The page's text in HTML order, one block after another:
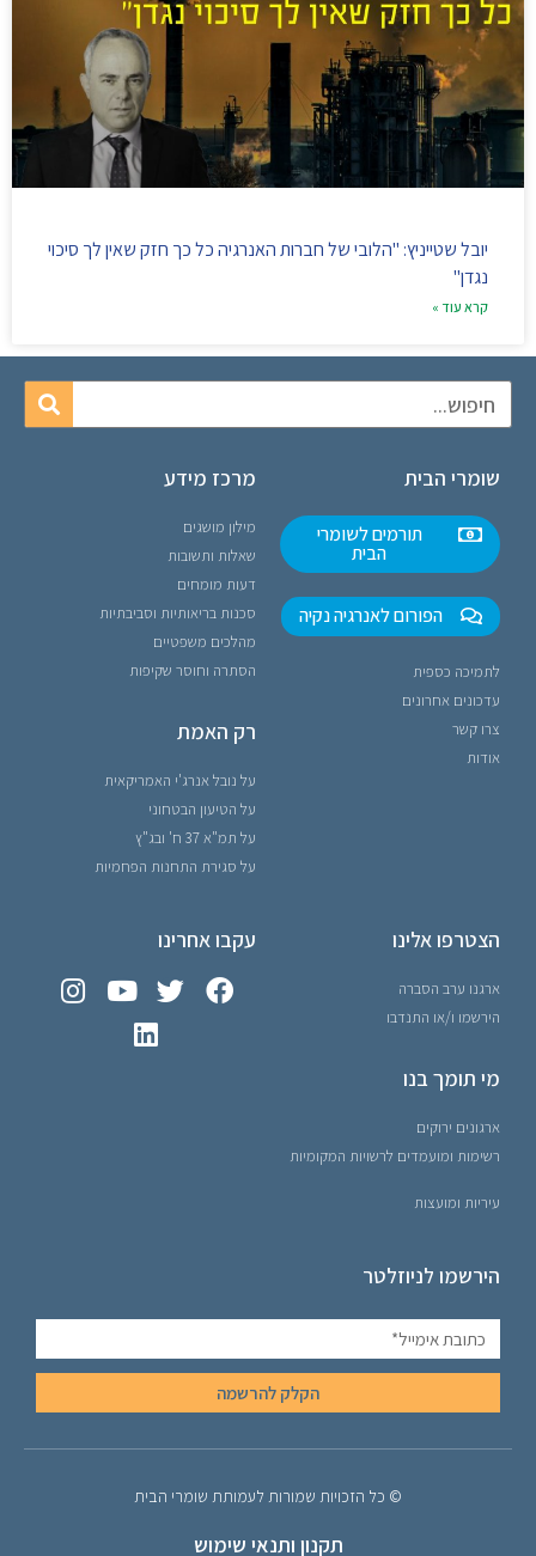
יובל שטייניץ: "הלובי של חברות האנרגיה כל כך חזק שאין לך סיכוי
נגדן"
קרא עוד »
שומרי הבית
תורמים לשומרי
הבית
הפורום לאנרגיה נקיה
לתמיכה כספית
עדכונים אחרונים
צרו קשר
אודות
מרכז מידע
מילון מושגים
שאלות ותשובות
דעות מומחים
סכנות בריאותיות וסביבתיות
מהלכים משפטיים
הסתרה וחוסר שקיפות
רק האמת
על נובל אנרג'י האמריקאית
על הטיעון הבטחוני
על תמ"א 37 ח' ובג"ץ
על סגירת התחנות הפחמיות
הצטרפו אלינו
ארגנו ערב הסברה
הירשמו ו/או התנדבו
מי תומך בנו
ארגונים ירוקים
רשימות ומועמדים לרשויות המקומיות
עיריות ומועצות
עקבו אחרינו
הירשמו לניוזלטר
הקלק להרשמה
© כל הזכויות שמורות לעמותת שומרי הבית
תקנון ותנאי שימוש